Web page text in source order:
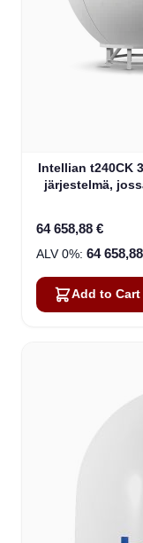
Intellian t240CK
järjestelmä,
64 658,88 €
64
Add to Cart